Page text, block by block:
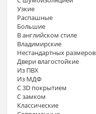
Узкие
Распашные
Большие
В английском стиле
Владимирские
Нестандартных размеров
Двери влагостойкие
Из ПВХ
Из МДФ
С 3D покрытием
С замком
Классические